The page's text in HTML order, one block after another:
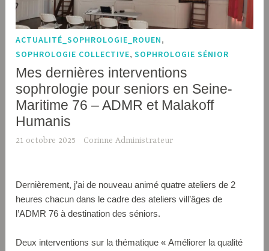
ACTUALITÉ_SOPHROLOGIE_ROUEN,
SOPHROLOGIE COLLECTIVE,SOPHROLOGIE SÉNIOR
Mes dernières interventions
sophrologie pour seniors en Seine-
Maritime 76 – ADMR et Malakoff
Humanis
21 octobre 2025 Corinne Administrateur
Dernièrement, j’ai de nouveau animé quatre ateliers de 2
heures chacun dans le cadre des ateliers vill’âges de
l’ADMR 76 à destination des séniors.
Deux interventions sur la thématique « Améliorer la qualité